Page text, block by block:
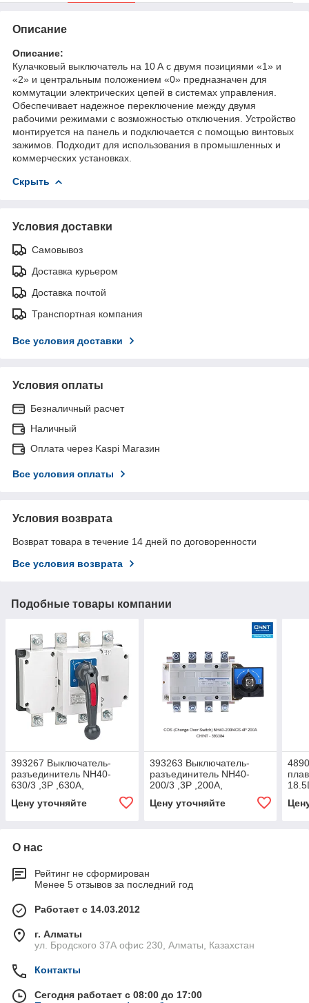
Описание
Описание:
Кулачковый выключатель на 10 А с двумя позициями «1» и
«2» и центральным положением «0» предназначен для
коммутации электрических цепей в системах управления.
Обеспечивает надежное переключение между двумя
рабочими режимами с возможностью отключения. Устройство
монтируется на панель и подключается с помощью винтовых
зажимов. Подходит для использования в промышленных и
коммерческих установках.
Скрыть
Условия доставки
Самовывоз
Доставка курьером
Доставка почтой
Транспортная компания
Все условия доставки
Условия оплаты
Безналичный расчет
Наличный
Оплата через Kaspi Магазин
Все условия оплаты
Условия возврата
Возврат товара в течение 14 дней по договоренности
Все условия возврата
Подобные товары компании
393267 Выключатель-
разъединитель NH40-
630/3 ,3P ,630А,
управления4
Цену уточняйте
393263 Выключатель-
разъединитель NH40-
200/3 ,3P ,200А,
управления4
Цену уточняйте
О нас
Рейтинг не сформирован
Менее 5 отзывов за последний год
Работает с 14.03.2012
г. Алматы
ул. Бродского 37А офис 230, Алматы, Казахстан
Контакты
Сегодня работает с 08:00 до 17:00